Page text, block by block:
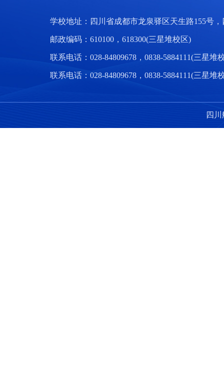
学校地址：四川省成都市龙泉驿区天生路155号
邮政编码：610100，618300(三星堆校区)
联系电话：028-84809678，0838-5884111(三星堆
联系电话：028-84809678，0838-5884111(三星堆
四